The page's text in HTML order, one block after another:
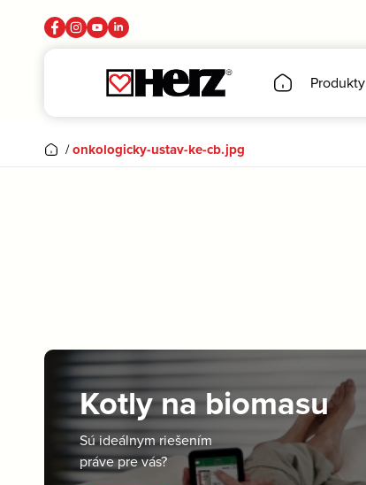
Produkty
/onkologicky-ustav-ke-cb.jpg
Kotly na biomasu
Sú ideálnym riešením
práve pre vás?